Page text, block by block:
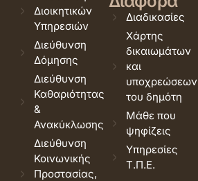
Διοικητικών
Υπηρεσιών
Διεύθυνση
Δόμησης
Διεύθυνση
Καθαριότητας
&
Ανακύκλωσης
Διεύθυνση
Κοινωνικής
Προστασίας,
Διαδικασίες
Χάρτης
δικαιωμάτων
και
υποχρεώσεων
του δημότη
Μάθε που
ψηφίζεις
Υπηρεσίες
Τ.Π.Ε.